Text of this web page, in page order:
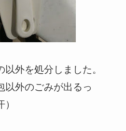
外を処分しました。
以外のごみが出るっ